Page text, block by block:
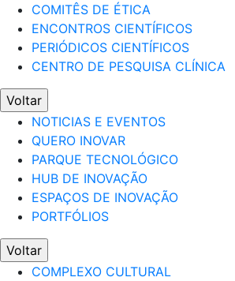
COMITÊS DE ÉTICA
ENCONTROS CIENTÍFICOS
PERIÓDICOS CIENTÍFICOS
CENTRO DE PESQUISA CLÍNICA
Voltar
NOTICIAS E EVENTOS
QUERO INOVAR
PARQUE TECNOLÓGICO
HUB DE INOVAÇÃO
ESPAÇOS DE INOVAÇÃO
PORTFÓLIOS
Voltar
COMPLEXO CULTURAL